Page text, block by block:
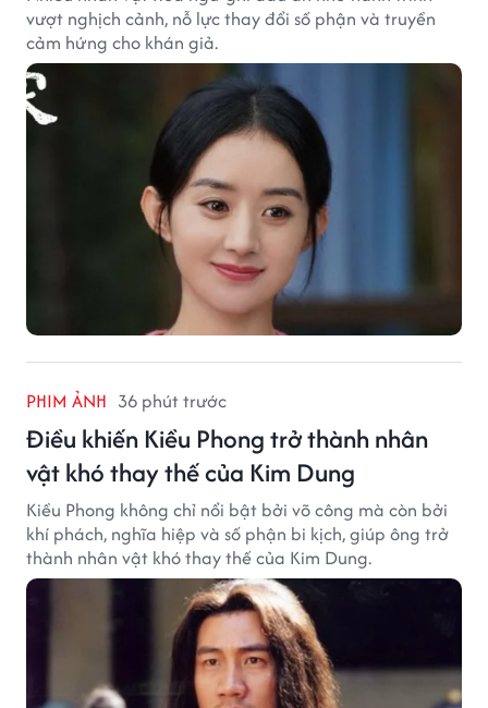
vượt nghịch cảnh, nỗ lực thay đổi số phận và truyền
cảm hứng cho khán giả.
PHIM ẢNH 36 phút trước
Điều khiến Kiều Phong trở thành nhân
vật khó thay thế của Kim Dung
Kiều Phong không chỉ nổi bật bởi võ công mà còn bởi
khí phách, nghĩa hiệp và số phận bi kịch, giúp ông trở
thành nhân vật khó thay thế của Kim Dung.